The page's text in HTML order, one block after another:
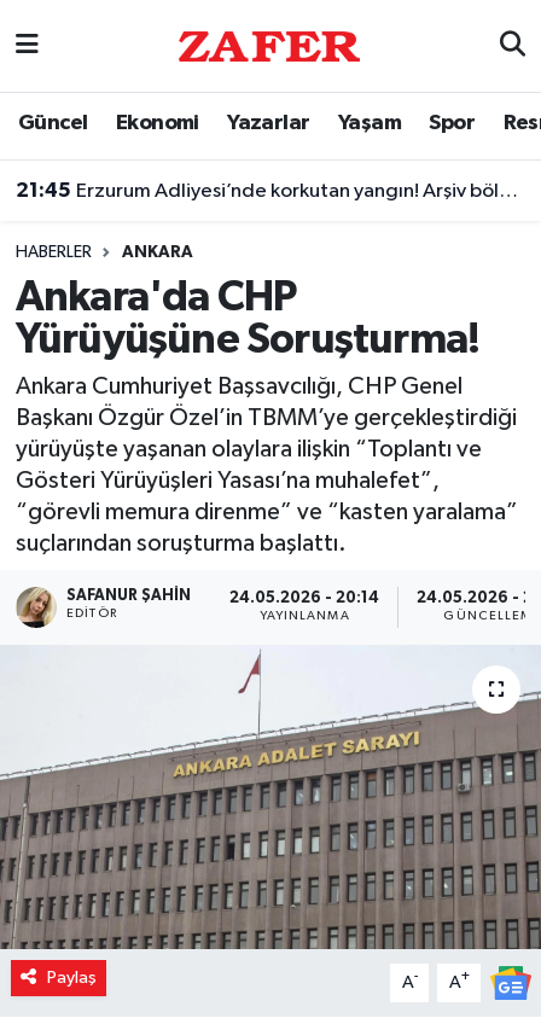
Güncel Ekonomi Yazarlar Yaşam Spor
21:45 Erzurum Adliyesi’nde korkutan yangın! Arşiv bölümünü duman kapladı
HABERLER ANKARA
Ankara'da CHP
Yürüyüşüne Soruşturma!
Ankara Cumhuriyet Başsavcılığı, CHP Genel
Başkanı Özgür Özel’in TBMM’ye gerçekleştirdiği
yürüyüşte yaşanan olaylara ilişkin “Toplantı ve
Gösteri Yürüyüşleri Yasası’na muhalefet”,
“görevli memura direnme” ve “kasten yaralama”
suçlarından soruşturma başlattı.
SAFANUR ŞAHIN
EDITÖR
24.05.2026 - 20:14
YAYINLANMA
24.05.2026 -
GÜNCELLEME
Paylaş A- A+
Nöbetçi Eczaneler
Trafik Durumu
Süper Lig Puan Durumu ve Fikstür
Tüm Manşetler
Son Dakika Haberleri
Haber Arşivi